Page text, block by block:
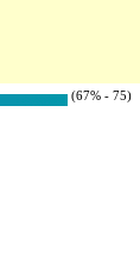
(67% - 75)